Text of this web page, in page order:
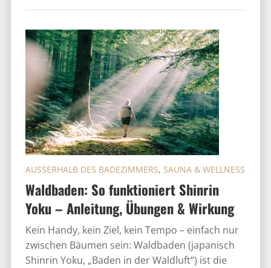
Waldbaden: So funktioniert Shinrin
Yoku – Anleitung, Übungen & Wirkung
AUSSERHALB DES BADEZIMMERS , SAUNA & WELLNESS
Kein Handy, kein Ziel, kein Tempo – einfach nur
zwischen Bäumen sein: Waldbaden (japanisch
Shinrin Yoku, „Baden in der Waldluft“) ist die